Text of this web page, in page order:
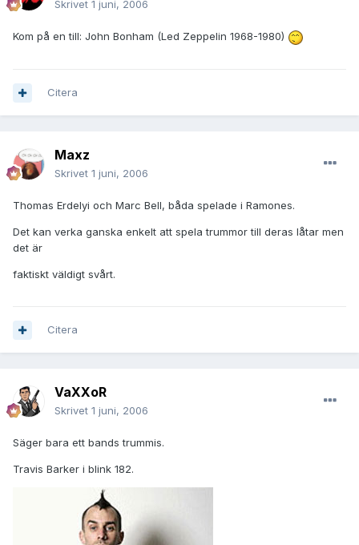
Skrivet 1 juni, 2006
Kom på en till: John Bonham (Led Zeppelin 1968-1980)
Citera
Maxz
Skrivet 1 juni, 2006
Thomas Erdelyi och Marc Bell, båda spelade i Ramones.
Det kan verka ganska enkelt att spela trummor till deras låtar men
det är
faktiskt väldigt svårt.
Citera
VaXXoR
Skrivet 1 juni, 2006
Säger bara ett bands trummis.
Travis Barker i blink 182.